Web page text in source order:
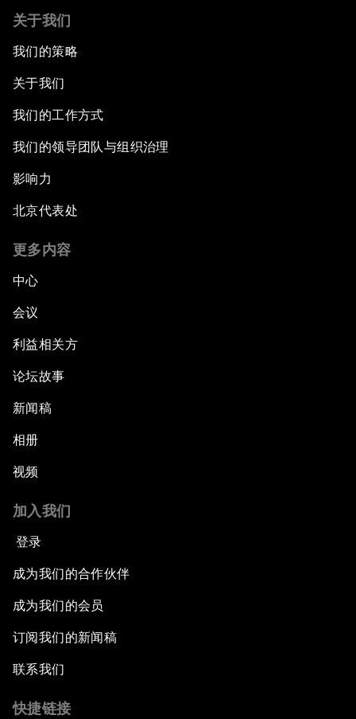
关于我们
我们的策略
关于我们
我们的工作方式
我们的领导团队与组织治理
影响力
北京代表处
更多内容
中心
会议
利益相关方
论坛故事
新闻稿
相册
视频
加入我们
登录
成为我们的合作伙伴
成为我们的会员
订阅我们的新闻稿
联系我们
快捷链接